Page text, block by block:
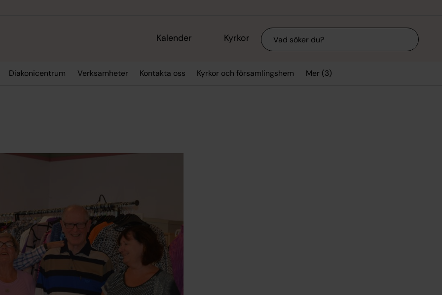
Kalender Kyrkor Sök
Diakonicentrum Verksamheter Kontakta oss Kyrkor och församlingshem Mer (3)